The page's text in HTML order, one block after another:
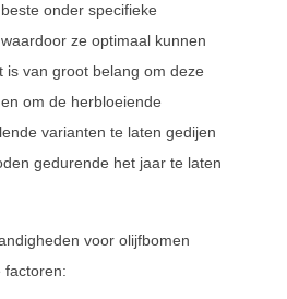
onder specifieke
ze optimaal kunnen
is van groot belang om deze
om de herbloeiende
varianten te laten gedijen
gedurende het jaar te laten
voor olijfbomen
factoren: